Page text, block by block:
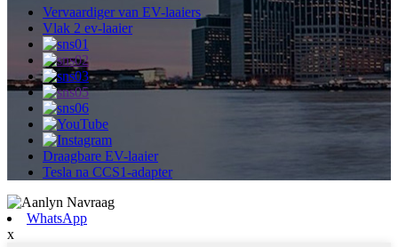
Vervaardiger van EV-laaiers
Vlak 2 ev-laaier
Draagbare EV-laaier
Tesla na CCS1-adapter
WhatsApp
x